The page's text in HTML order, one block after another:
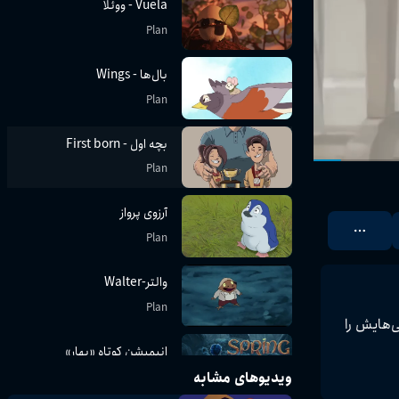
با انگیزه‌ی به‌دست آوردن جایگاه و احترام در نگاه خانواده‌اش و هم‌سطح شدن با موقعیت خواهرش، یک پسر باید ارزش خود را ثابت کند و توانایی‌هایش را
Vuela - ووئلا
Plan
بال‌ها - Wings
Plan
بچه اول - First born
Plan
آرزوی پرواز
Plan
والتر-Walter
Plan
انیمیشن کوتاه «بهار»
ویدیوهای مشابه